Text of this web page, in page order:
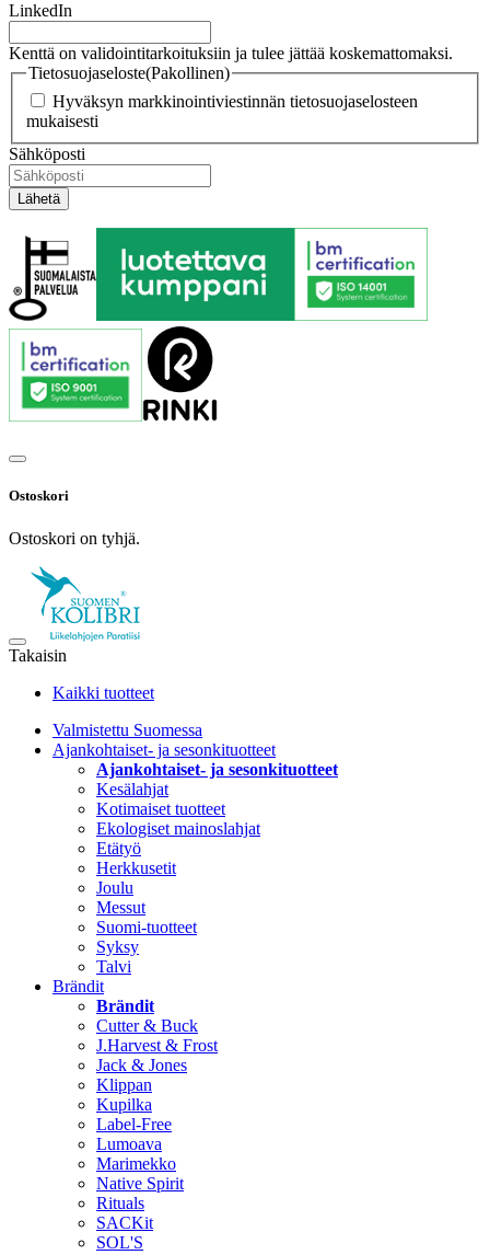
LinkedIn
Kenttä on validointitarkoituksiin ja tulee jättää koskemattomaksi.
Tietosuojaseloste(Pakollinen)
Hyväksyn markkinointiviestinnän tietosuojaselosteen
mukaisesti
Sähköposti
Ostoskori
Ostoskori on tyhjä.
Takaisin
Kaikki tuotteet
Valmistettu Suomessa
Ajankohtaiset- ja sesonkituotteet
Ajankohtaiset- ja sesonkituotteet
Kesälahjat
Kotimaiset tuotteet
Ekologiset mainoslahjat
Etätyö
Herkkusetit
Joulu
Messut
Suomi-tuotteet
Syksy
Talvi
Brändit
Brändit
Cutter & Buck
J.Harvest & Frost
Jack & Jones
Klippan
Kupilka
Label-Free
Lumoava
Marimekko
Native Spirit
Rituals
SACKit
SOL'S